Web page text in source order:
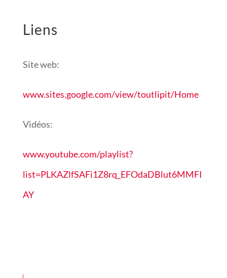
Liens
Site web:
www.sites.google.com/view/toutlipit/Home
Vidéos:
www.youtube.com/playlist?
list=PLKAZlfSAFi1Z8rq_EFOdaDBlut6MMFI
AY